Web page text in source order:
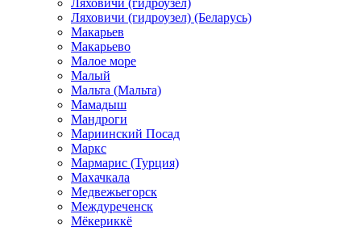
Ляховичи (гидроузел)
Ляховичи (гидроузел) (Беларусь)
Макарьев
Макарьево
Малое море
Малый
Мальта (Мальта)
Мамадыш
Мандроги
Мариинский Посад
Маркс
Мармарис (Турция)
Махачкала
Медвежьегорск
Междуреченск
Мёкериккё